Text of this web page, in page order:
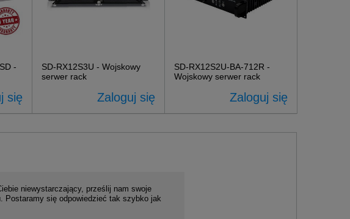
-
się
SD-RX12S3U - Wojskowy
serwer rack
Zaloguj się
SD-RX12S2U-BA-712R -
Wojskowy serwer rack
Zaloguj się
niewystarczający, prześlij nam swoje
Postaramy się odpowiedzieć tak szybko jak